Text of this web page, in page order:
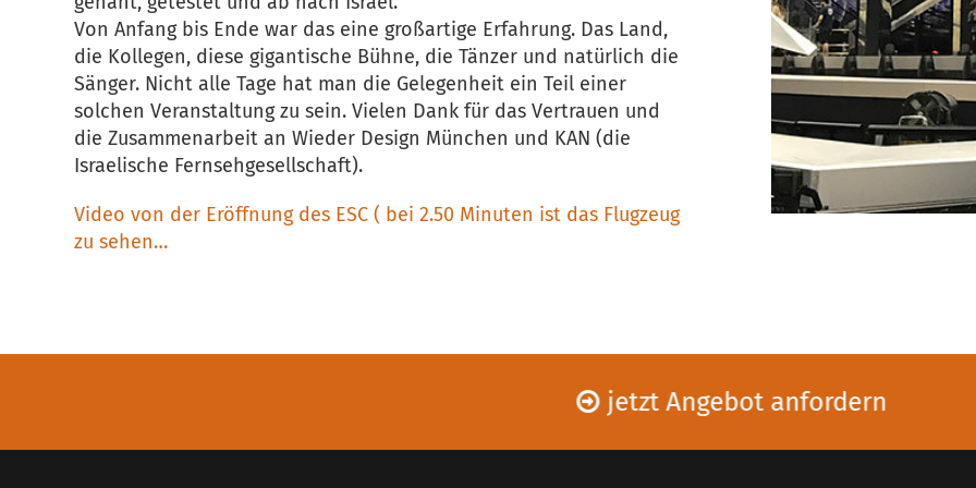
Von Anfang bis Ende war das eine großartige Erfahrung. Das Land,
die Kollegen, diese gigantische Bühne, die Tänzer und natürlich die
Sänger. Nicht alle Tage hat man die Gelegenheit ein Teil einer
solchen Veranstaltung zu sein. Vielen Dank für das Vertrauen und
die Zusammenarbeit an Wieder Design München und KAN (die
Israelische Fernsehgesellschaft).
Video von der Eröffnung des ESC ( bei 2.50 Minuten ist das Flugzeug
zu sehen…
jetzt Angebot anfordern